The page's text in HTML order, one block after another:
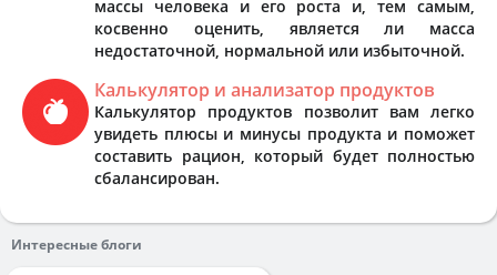
массы человека и его роста и, тем самым,
косвенно оценить, является ли масса
недостаточной, нормальной или избыточной.
Калькулятор и анализатор продуктов
Калькулятор продуктов позволит вам легко
увидеть плюсы и минусы продукта и поможет
составить рацион, который будет полностью
сбалансирован.
Интересные блоги